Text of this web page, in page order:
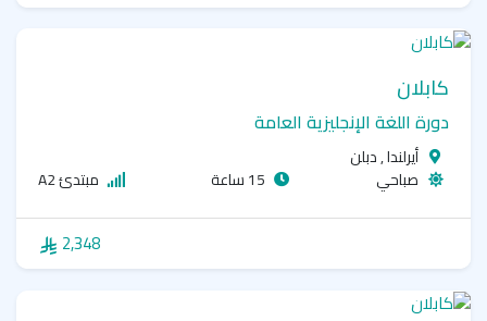
كابلان
دورة اللغة الإنجليزية العامة
أيرلندا , دبلن
صباحي
مبتدئ A2
2,348